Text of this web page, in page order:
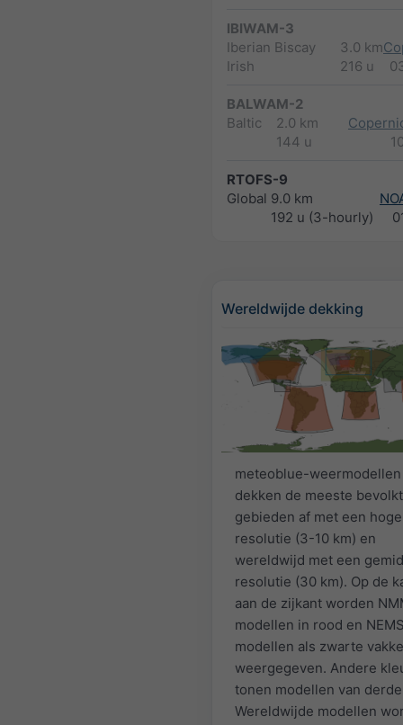
IBIWAM-3
Iberian Biscay
Irish
3.0 km
216 u
BALWAM-2
Baltic
2.0 km
144 u
RTOFS-9
Global 9.0 km
192 u (3-hourly)
Wereldwijde dekking
meteoblue-weermodellen
dekken de meeste
gebieden af met een hoge
resolutie (3-10 km) en
wereldwijd met een
resolutie (30 km). Op de
aan de zijkant worden
modellen in rood en
modellen als zwarte
weergegeven. Andere
tonen modellen van
Wereldwijde modellen